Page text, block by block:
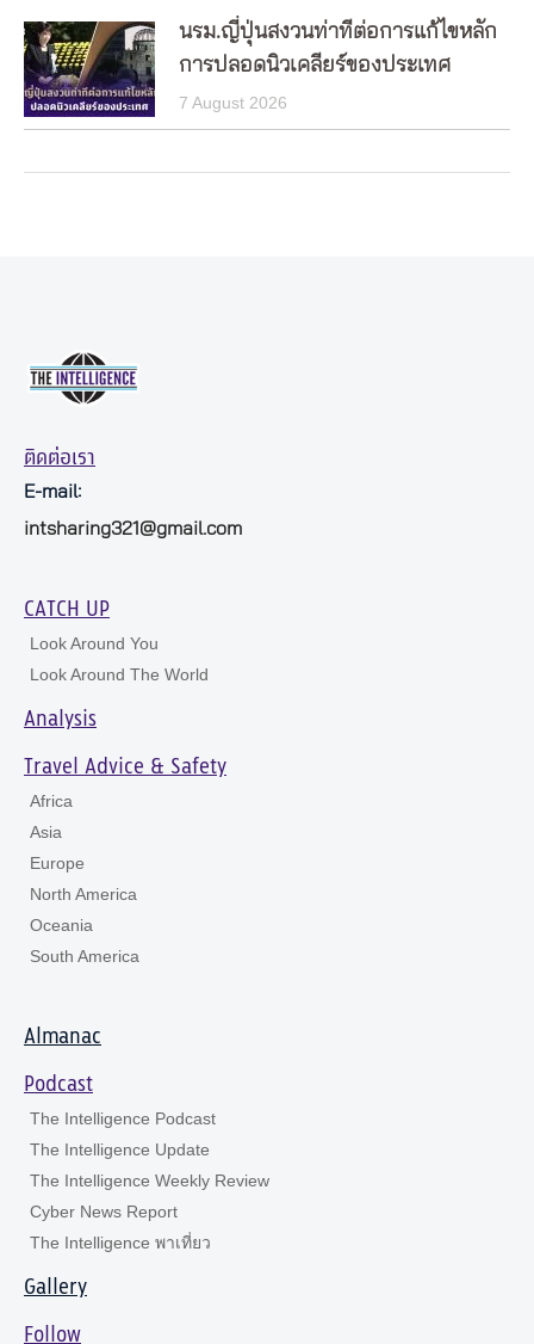
นรม.ญี่ปุ่นสงวนท่าทีต่อการแก้ไขหลัก
การปลอดนิวเคลียร์ของประเทศ
7 August 2026
ติดต่อเรา
E-mail:
intsharing321@gmail.com
CATCH UP
Look Around You
Look Around The World
Analysis
Travel Advice & Safety
Africa
Asia
Europe
North America
Oceania
South America
Almanac
Podcast
The Intelligence Podcast
The Intelligence Update
The Intelligence Weekly Review
Cyber News Report
The Intelligence พาเที่ยว
Gallery
Follow